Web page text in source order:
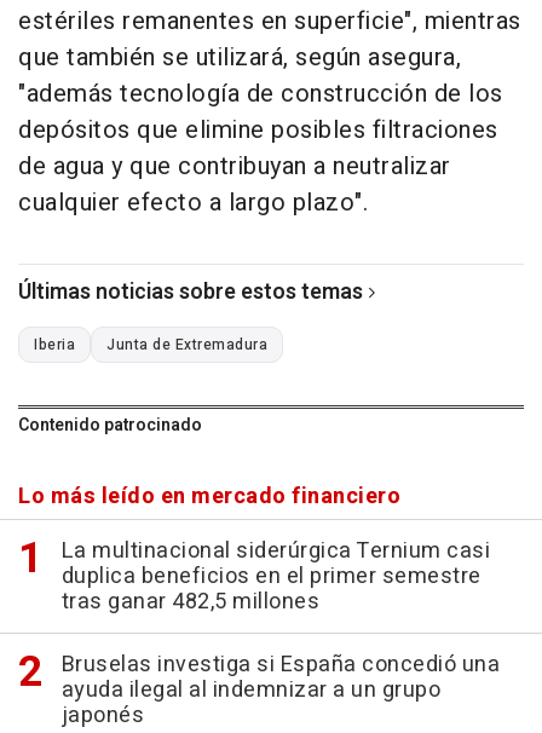
estériles remanentes en superficie", mientras
que también se utilizará, según asegura,
"además tecnología de construcción de los
depósitos que elimine posibles filtraciones
de agua y que contribuyan a neutralizar
cualquier efecto a largo plazo".
Últimas noticias sobre estos temas
Iberia Junta de Extremadura
Contenido patrocinado
Lo más leído en mercado financiero
La multinacional siderúrgica Ternium casi
duplica beneficios en el primer semestre
tras ganar 482,5 millones
Bruselas investiga si España concedió una
ayuda ilegal al indemnizar a un grupo
japonés